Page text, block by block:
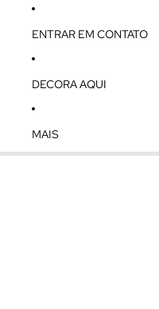
ENTRAR EM CONTATO
DECORA AQUI
MAIS